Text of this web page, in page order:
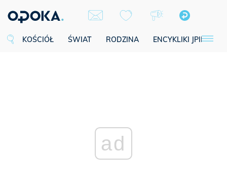
KOŚCIÓŁ ŚWIAT RODZINA ENCYKLIKI JPII
ad